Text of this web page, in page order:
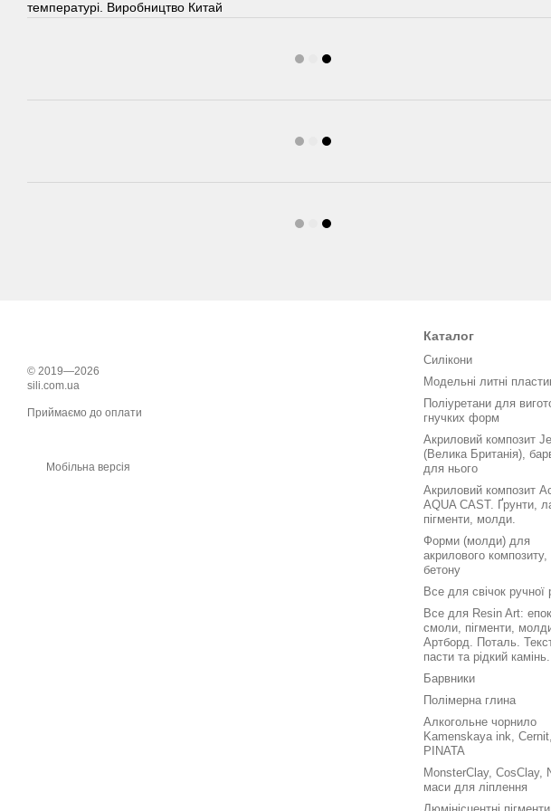
температурі. Виробництво Китай
© 2019—2026
sili.com.ua
Приймаємо до оплати
Мобільна версія
Каталог
Силікони
Модельні литні
Поліуретани для
гнучких форм
Акриловий композит
(Велика Британія),
для нього
Акриловий композит
AQUA CAST. Ґрунти,
пігменти, молди.
Форми (молди) для
акрилового композиту,
бетону
Все для свічок ручної
Все для Resin Art:
смоли, пігменти,
Артборд. Поталь.
пасти та рідкий камінь.
Барвники
Полімерна глина
Алкогольне чорнило
Kamenskaya ink, Cernit,
PINATA
MonsterClay, CosClay,
маси для ліплення